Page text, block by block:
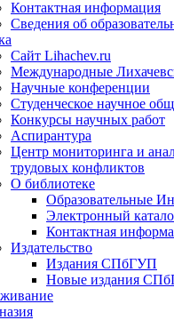
Контактная информация
Сведения об
Сайт Lihachev.ru
Международные
Научные конференции
Студенческое научное
Конкурсы научных работ
Аспирантура
Центр мониторинга и
трудовых конфликтов
О библиотеке
Образовательные
Электронный
Контактная
Издательство
Издания СПбГУП
Новые издания